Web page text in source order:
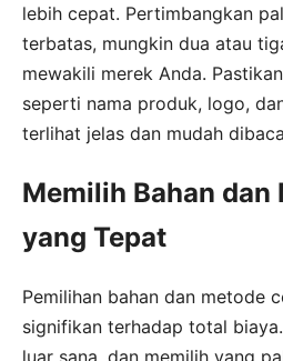
lebih cepat. Pertimbangkan
terbatas, mungkin dua atau
mewakili merek Anda.
seperti nama produk, logo,
terlihat jelas dan mudah
Memilih Bahan dan
yang Tepat
Pemilihan bahan dan metode
signifikan terhadap total
luar sana, dan memilih yang